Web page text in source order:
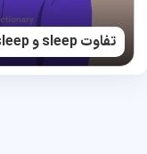
تفاوت sleep و asleep چیست؟